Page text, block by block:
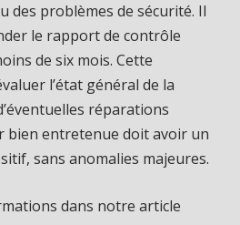
des problèmes de sécurité. Il
le rapport de contrôle
de six mois. Cette
l’état général de la
réparations
bien entretenue doit avoir un
sans anomalies majeures.
dans notre article